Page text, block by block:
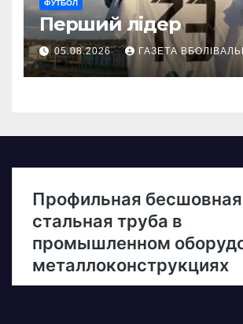
ФУТБОЛ
Перший лідер
05.08.2026 ГАЗЕТА